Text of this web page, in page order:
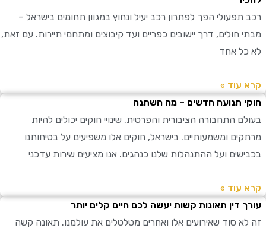
הפך לפתרון רכב יעיל ונחוץ במגוון תחומים בישראל –
חולים, דרך יישובים כפריים ועד קיבוצים ומתחמי תיירות. עם זאת,
אחד
»
תנועה חדשים – מה השתנה
התחבורה הציבורית והפרטית, שינויי חוקים יכולים להיות
ומשמעותיים. בישראל, חוקים אלו משפיעים על בטיחותנו
ועל ההתנהלות שלנו כנהגים. אנו מציעים שירות עדכני
»
דין תאונות קשות יעשה לכם חיים קלים יותר
סוד שאירועים אלו ואחרים מטלטלים את עולמנו. תאונה קשה